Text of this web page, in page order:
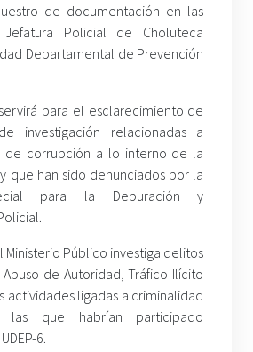
de documentación en las
Policial de Choluteca
Departamental de Prevención
para el esclarecimiento de
investigación relacionadas a
de corrupción a lo interno de la
que han sido denunciados por la
para la Depuración y
Ministerio Público investiga delitos
de Autoridad, Tráfico Ilícito
actividades ligadas a criminalidad
las que habrían participado
6.